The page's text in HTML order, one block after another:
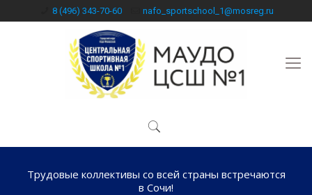
8 (496) 343-70-60 nafo_sportschool_1@mosreg.ru
Трудовые коллективы со всей страны встречаются
в Сочи!